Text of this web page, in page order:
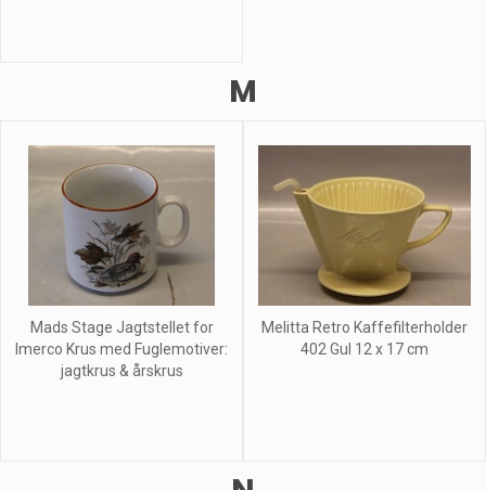
M
Mads Stage Jagtstellet for
Imerco Krus med Fuglemotiver:
jagtkrus & årskrus
Melitta Retro Kaffefilterholder
402 Gul 12 x 17 cm